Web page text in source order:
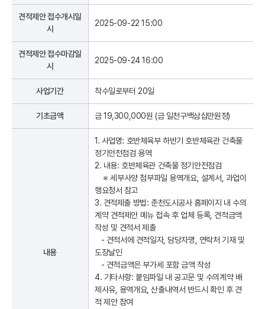
견적제안 접수개시일
시
2025-09-22 15:00
견적제안 접수마감일
시
2025-09-24 16:00
사업기간 착수일로부터 20일
기초금액 금 19,300,000원 (금 일천구백삼십만원정)
내용
1. 사업명: 호반체육부 하반기 호반체육관 건축물
정기안전점검 용역
2. 내용: 호반체육관 건축물 정기안전점검
※ 세부사양 첨부파일 용역개요, 설계서, 과업이
행요청서 참고
3. 견적제출 방법: 춘천도시공사 홈페이지 내 수의
계약 견적제안 메뉴 접속 후 업체 등록, 견적금액
작성 및 견적서 제출
- 견적서에 견적일자, 담당자명, 연락처 기재 및
도장날인
- 견적금액은 부가세 포함 금액 작성
4. 기타사항: 붙임파일 내 공고문 및 수의계약 배
제사유, 용역개요, 산출내역서 반드시 확인 후 견
적 제안 참여